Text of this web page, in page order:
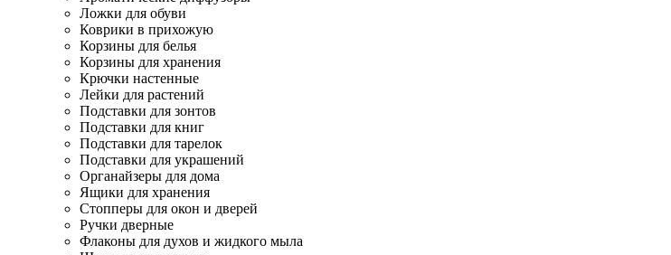
Ложки для обуви
Коврики в прихожую
Корзины для белья
Корзины для хранения
Крючки настенные
Лейки для растений
Подставки для зонтов
Подставки для книг
Подставки для тарелок
Подставки для украшений
Органайзеры для дома
Ящики для хранения
Стопперы для окон и дверей
Ручки дверные
Флаконы для духов и жидкого мыла